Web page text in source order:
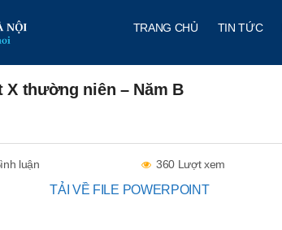
TRANG CHỦ TIN TỨC
X thường niên – Năm B
luận 360 Lượt xem
TẢI VỀ FILE POWERPOINT